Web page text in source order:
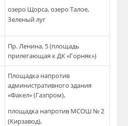
озеро Щорса, озеро Талое,
Зеленый луг
Пр. Ленина, 5 (площадь
прилегающая к ДК «Горняк»)
Площадка напротив
административного здания
«Факел» (Газпром),
площадка напротив МСОШ № 2
(Кирзавод),